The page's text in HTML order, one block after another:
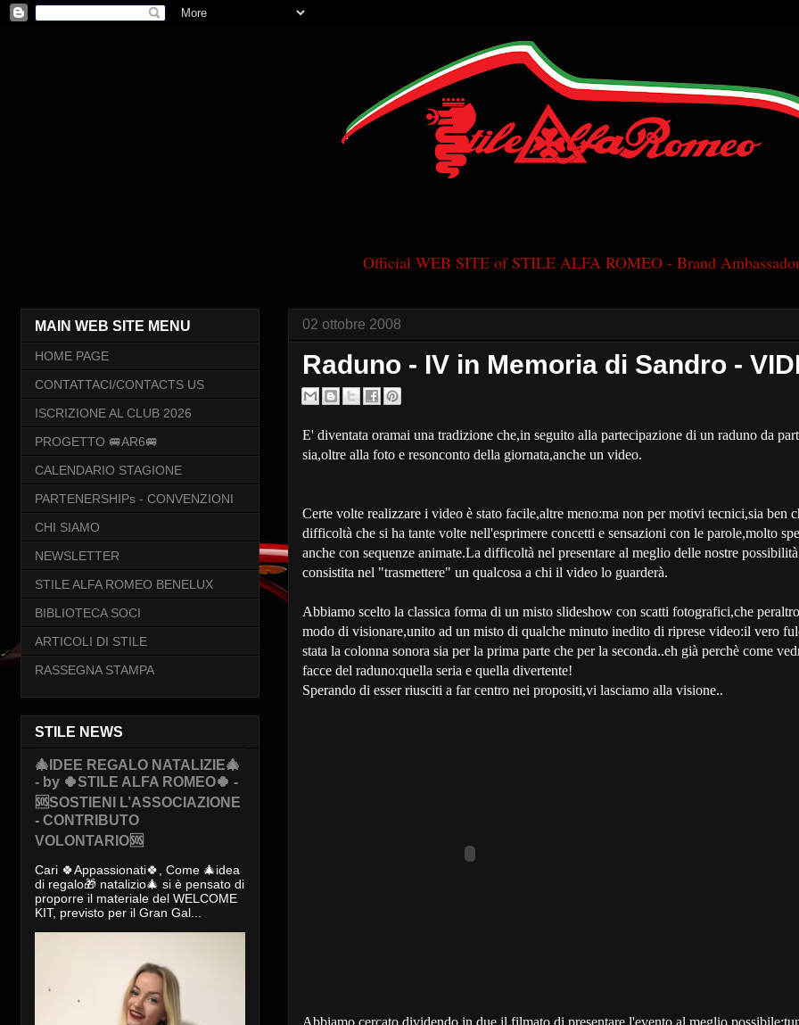
Official WEB SITE of STILE ALFA ROMEO - Brand
02 ottobre 2008
Raduno - IV in Memoria di Sandro -
E' diventata oramai una tradizione che,in seguito alla partecipazione di un raduno da
sia,oltre alla foto e resonconto della giornata,anche un video.
Certe volte realizzare i video è stato facile,altre meno:ma non per motivi tecnici,sia ben
difficoltà che si ha tante volte nell'esprimere concetti e sensazioni con le parole,molto
anche con sequenze animate.La difficoltà nel presentare al meglio delle nostre
consistita nel "trasmettere" un qualcosa a chi il video lo guarderà.
Abbiamo scelto la classica forma di un misto slideshow con scatti fotografici,che
modo di visionare,unito ad un misto di qualche minuto inedito di riprese video:il vero
stata la colonna sonora sia per la prima parte che per la seconda..eh già perchè come
facce del raduno:quella seria e quella divertente!
Sperando di esser riusciti a far centro nei propositi,vi lasciamo alla visione..
Abbiamo cercato,dividendo in due il filmato,di presentare l'evento al meglio
MAIN WEB SITE MENU
HOME PAGE
CONTATTACI/CONTACTS US
ISCRIZIONE AL CLUB 2026
PROGETTO 🚐AR6🚐
CALENDARIO STAGIONE
PARTENERSHIPs - CONVENZIONI
CHI SIAMO
NEWSLETTER
STILE ALFA ROMEO BENELUX
BIBLIOTECA SOCI
ARTICOLI DI STILE
RASSEGNA STAMPA
STILE NEWS
🎄IDEE REGALO NATALIZIE🎄
- by 🍀STILE ALFA ROMEO🍀 -
🆘SOSTIENI L’ASSOCIAZIONE
- CONTRIBUTO
VOLONTARIO🆘
Cari 🍀Appassionati🍀, Come 🎄idea
di regalo🎁 natalizio🎄 si è pensato di
proporre il materiale del WELCOME
KIT, previsto per il Gran Gal...